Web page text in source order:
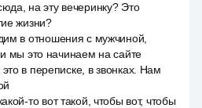
на эту вечеринку? Это
жизни?
в отношения с мужчиной,
мы это начинаем на сайте
в переписке, в звонках. Нам
то вот такой, чтобы вот, чтобы